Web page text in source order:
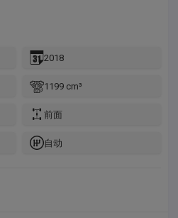
2018
1199 cm³
前面
自动